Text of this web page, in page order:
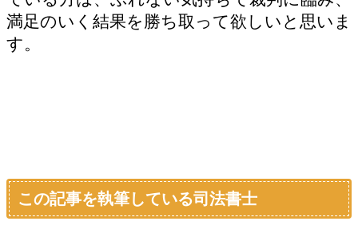
満足のいく結果を勝ち取って欲しいと思いま
す。
この記事を執筆している司法書士